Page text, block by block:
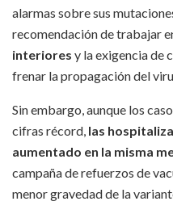
alarmas sobre sus
recomendación de trabajar
interiores y la exigencia de
frenar la propagación del
Sin embargo, aunque los
cifras récord, las
aumentado en la misma
campaña de refuerzos de
menor gravedad de la